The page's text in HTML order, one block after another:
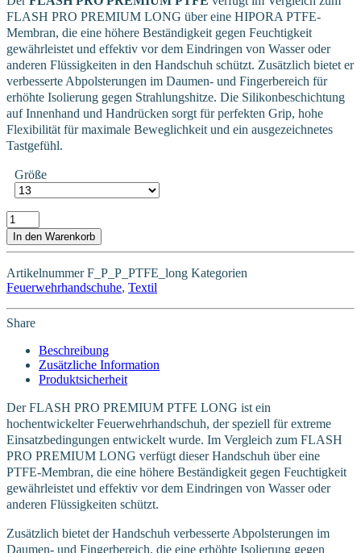
FLASH PRO PREMIUM LONG über eine HIPORA PTFE-
Membran, die eine höhere Beständigkeit gegen Feuchtigkeit
gewährleistet und effektiv vor dem Eindringen von Wasser oder
anderen Flüssigkeiten in den Handschuh schützt. Zusätzlich bietet er
verbesserte Abpolsterungen im Daumen- und Fingerbereich für
erhöhte Isolierung gegen Strahlungshitze. Die Silikonbeschichtung
auf Innenhand und Handrücken sorgt für perfekten Grip, hohe
Flexibilität für maximale Beweglichkeit und ein ausgezeichnetes
Tastgefühl.
Größe
FLASH PRO PREMIUM PTFE LONG Menge
In den Warenkorb
Artikelnummer F_P_P_PTFE_long Kategorien
Feuerwehrhandschuhe, Textil
Share
Beschreibung
Zusätzliche Information
Produktsicherheit
Der FLASH PRO PREMIUM PTFE LONG ist ein
hochentwickelter Feuerwehrhandschuh, der speziell für extreme
Einsatzbedingungen entwickelt wurde. Im Vergleich zum FLASH
PRO PREMIUM LONG verfügt dieser Handschuh über eine
PTFE-Membran, die eine höhere Beständigkeit gegen Feuchtigkeit
gewährleistet und effektiv vor dem Eindringen von Wasser oder
anderen Flüssigkeiten schützt.
Zusätzlich bietet der Handschuh verbesserte Abpolsterungen im
Daumen- und Fingerbereich, die eine erhöhte Isolierung gegen